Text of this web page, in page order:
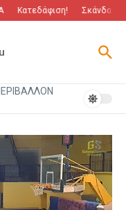
Κατεδάφιση! Σκάνδαλο